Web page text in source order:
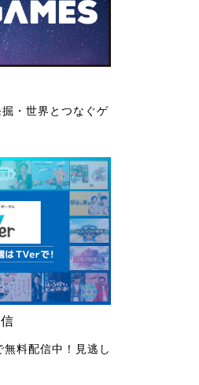
・世界とつなぐゲ
料配信中！見逃し